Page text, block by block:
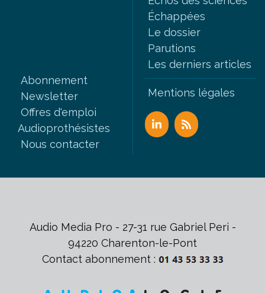
Échappées
Le dossier
Parutions
Les derniers articles
Abonnement
Newsletter
Offres d'emploi
Audioprothésistes
Nous contacter
Mentions légales
Audio Media Pro - 27-31 rue Gabriel Peri -
94220 Charenton-le-Pont
Contact abonnement :